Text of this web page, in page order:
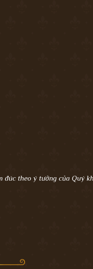
theo ý tưởng của Quý